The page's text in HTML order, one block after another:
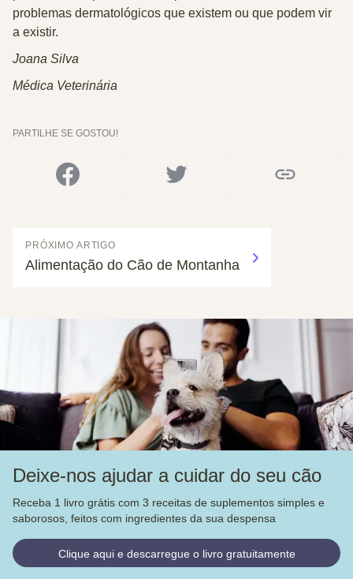
problemas dermatológicos que existem ou que podem vir
a existir.
Joana Silva
Médica Veterinária
PARTILHE SE GOSTOU!
PRÓXIMO ARTIGO
Alimentação do Cão de Montanha
Deixe-nos ajudar a cuidar do seu cão
Receba 1 livro grátis com 3 receitas de suplementos simples e
saborosos, feitos com ingredientes da sua despensa
Clique aqui e descarregue o livro gratuitamente